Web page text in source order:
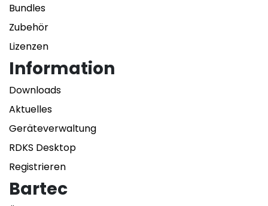
Bundles
Zubehör
Lizenzen
Information
Downloads
Aktuelles
Geräteverwaltung
RDKS Desktop
Registrieren
Bartec